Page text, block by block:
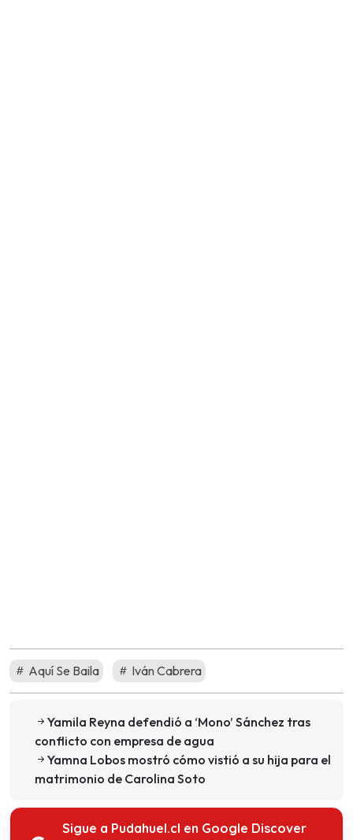
Aquí Se Baila Iván Cabrera
Yamila Reyna defendió a ‘Mono’ Sánchez tras
conflicto con empresa de agua
Yamna Lobos mostró cómo vistió a su hija para el
matrimonio de Carolina Soto
Sigue a Pudahuel.cl en Google Discover